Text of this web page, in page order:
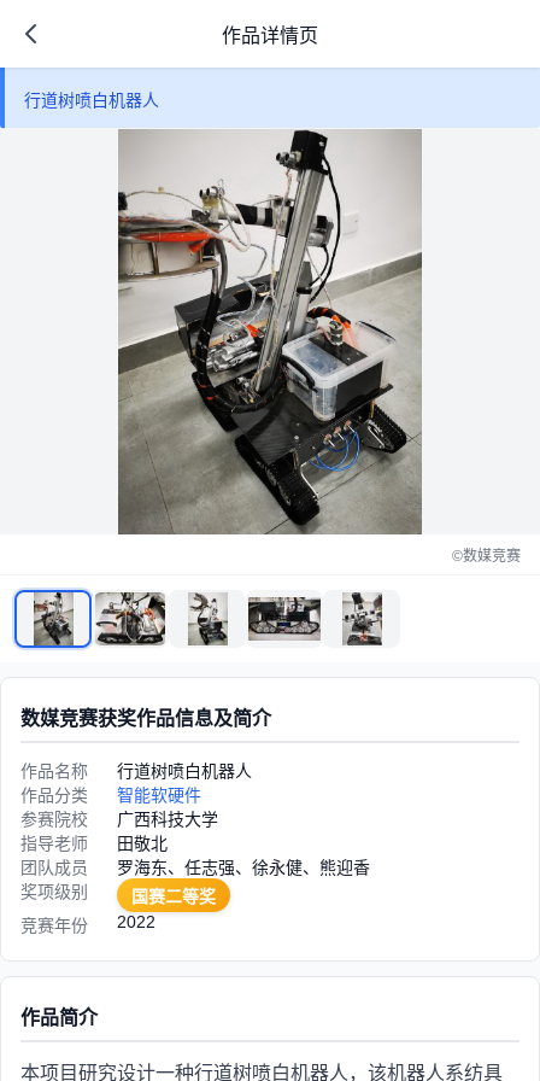
作品详情页
行道树喷白机器人
©数媒竞赛
数媒竞赛获奖作品信息及简介
作品名称
行道树喷白机器人
作品分类
智能软硬件
参赛院校
广西科技大学
指导老师
田敬北
团队成员
罗海东、任志强、徐永健、熊迎香
奖项级别
国赛二等奖
竞赛年份
2022
作品简介
本项目研究设计一种行道树喷白机器人，该机器人系纺具